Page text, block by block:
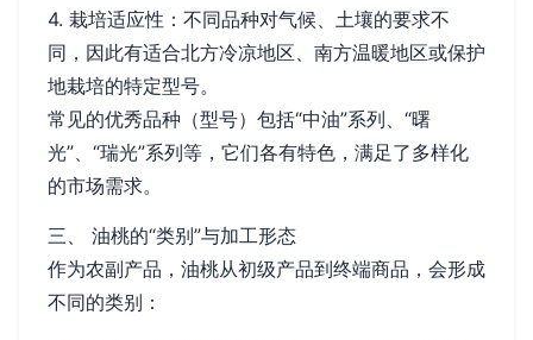
4. 栽培适应性：不同品种对气候、土壤的要求不
同，因此有适合北方冷凉地区、南方温暖地区或保护
地栽培的特定型号。
常见的优秀品种（型号）包括“中油”系列、“曙
光”、“瑞光”系列等，它们各有特色，满足了多样化
的市场需求。
三、 油桃的“类别”与加工形态
作为农副产品，油桃从初级产品到终端商品，会形成
不同的类别：